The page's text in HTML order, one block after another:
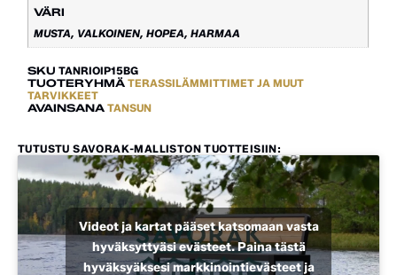
TUTUSTU SAVORAK-MALLISTON TUOTTEISIIN:
Videot ja kartat pääset katsomaan vasta
hyväksyttyäsi evästeet. Paina tästä
hyväksyäksesi markkinointievästeet ja
VÄRI
MUSTA, VALKOINEN, HOPEA, HARMAA
SKUTANRIOIP15BG
TUOTERYHMÄ TERASSILÄMMITTIMET JA MUUT
TARVIKKEET
AVAINSANA TANSUN